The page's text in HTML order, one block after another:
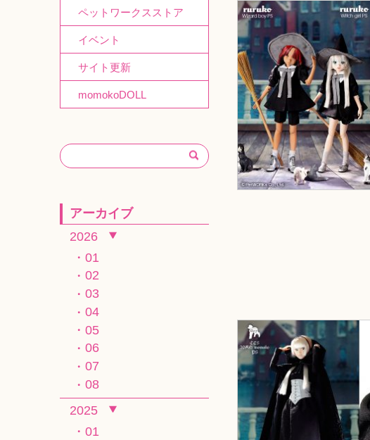
ペットワークスストア
イベント
サイト更新
momokoDOLL
アーカイブ
2026
01
02
03
04
05
06
07
08
2025
01